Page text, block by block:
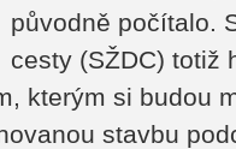
původně počítalo.
cesty (SŽDC) totiž
kterým si budou
stavbu